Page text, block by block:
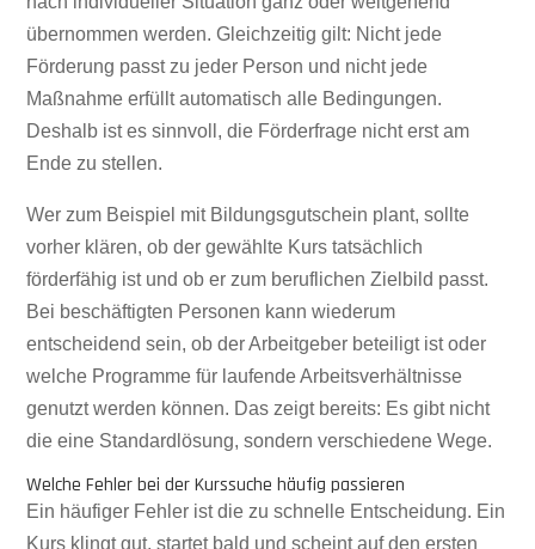
übernommen werden. Gleichzeitig gilt: Nicht jede
Förderung passt zu jeder Person und nicht jede
Maßnahme erfüllt automatisch alle Bedingungen.
Deshalb ist es sinnvoll, die Förderfrage nicht erst am
Ende zu stellen.
Wer zum Beispiel mit Bildungsgutschein plant, sollte
vorher klären, ob der gewählte Kurs tatsächlich
förderfähig ist und ob er zum beruflichen Zielbild passt.
Bei beschäftigten Personen kann wiederum
entscheidend sein, ob der Arbeitgeber beteiligt ist oder
welche Programme für laufende Arbeitsverhältnisse
genutzt werden können. Das zeigt bereits: Es gibt nicht
die eine Standardlösung, sondern verschiedene Wege.
Welche Fehler bei der Kurssuche häufig passieren
Ein häufiger Fehler ist die zu schnelle Entscheidung. Ein
Kurs klingt gut, startet bald und scheint auf den ersten